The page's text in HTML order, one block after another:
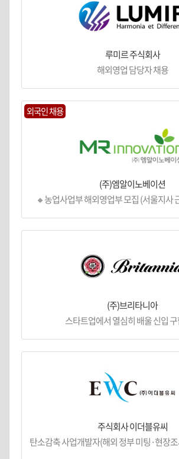
루미르 주식회사
해외영업 담당자 채용
외국인 채용
(주)엠알이노베이션
🔸농업사업부 해외영업부 모집 (서울지사
(주)브리타니아
스타트업에서 열심히 배울 신입
주식회사 이더블유씨
탄소감축 사업개발자(해외 정부 미팅·현장